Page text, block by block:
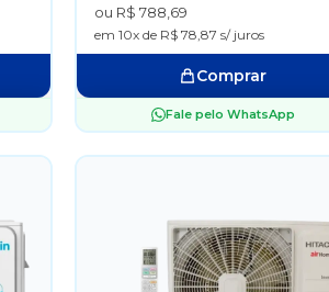
ou R$ 788,69
em 10x de R$ 78,87 s/ juros
Comprar
Fale pelo WhatsApp